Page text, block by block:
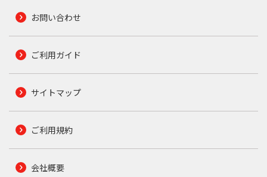
お問い合わせ
ご利用ガイド
サイトマップ
ご利用規約
会社概要